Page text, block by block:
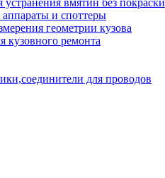
вмятин без покраски
и споттеры
геометрии кузова
кузовного ремонта
для проводов